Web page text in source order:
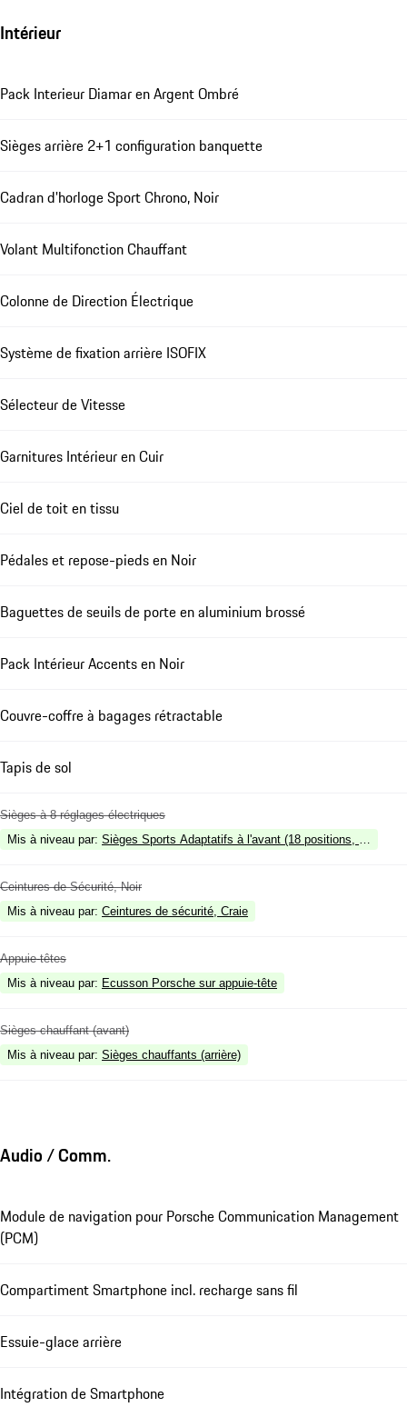
Intérieur
Pack Interieur Diamar en Argent Ombré
Sièges arrière 2+1 configuration banquette
Cadran d'horloge Sport Chrono, Noir
Volant Multifonction Chauffant
Colonne de Direction Électrique
Système de fixation arrière ISOFIX
Sélecteur de Vitesse
Garnitures Intérieur en Cuir
Ciel de toit en tissu
Pédales et repose-pieds en Noir
Baguettes de seuils de porte en aluminium brossé
Pack Intérieur Accents en Noir
Couvre-coffre à bagages rétractable
Tapis de sol
Sièges à 8 réglages électriques
Mis à niveau par: Sièges Sports Adaptatifs à l'avant (18 positions,
Ceintures de Sécurité, Noir
Mis à niveau par: Ceintures de sécurité, Craie
Appuie-têtes
Mis à niveau par: Ecusson Porsche sur appuie-tête
Sièges chauffant (avant)
Mis à niveau par: Sièges chauffants (arrière)
Audio / Comm.
Module de navigation pour Porsche Communication Management
(PCM)
Compartiment Smartphone incl. recharge sans fil
Essuie-glace arrière
Intégration de Smartphone